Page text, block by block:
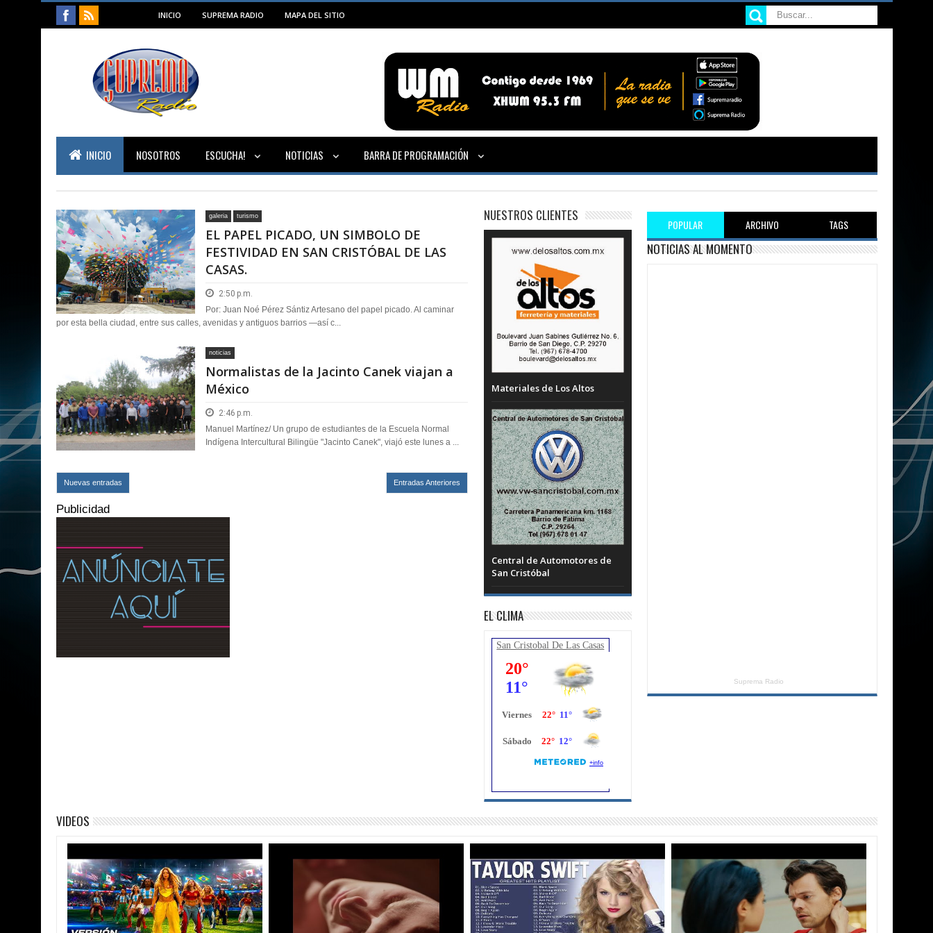
INICIO SUPREMA RADIO MAPA DEL SITIO
INICIO NOSOTROS ESCUCHA! NOTICIAS BARRA DE PROGRAMACIÓN
galeria turismo
EL PAPEL PICADO, UN SIMBOLO DE
FESTIVIDAD EN SAN CRISTÓBAL DE LAS
CASAS.
2:50 p.m.
Por: Juan Noé Pérez Sántiz Artesano del papel picado. Al caminar
por esta bella ciudad, entre sus calles, avenidas y antiguos barrios —así c...
noticias
Normalistas de la Jacinto Canek viajan a
México
2:46 p.m.
Manuel Martínez/ Un grupo de estudiantes de la Escuela Normal
Indígena Intercultural Bilingüe "Jacinto Canek", viajó este lunes a ...
Nuevas entradas Entradas Anteriores
Publicidad
POPULAR ARCHIVO TAGS
NOTICIAS AL MOMENTO
Suprema Radio
NUESTROS CLIENTES
Materiales de Los Altos
Central de Automotores de
San Cristóbal
EL CLIMA
San Cristobal De Las Casas
VIDEOS